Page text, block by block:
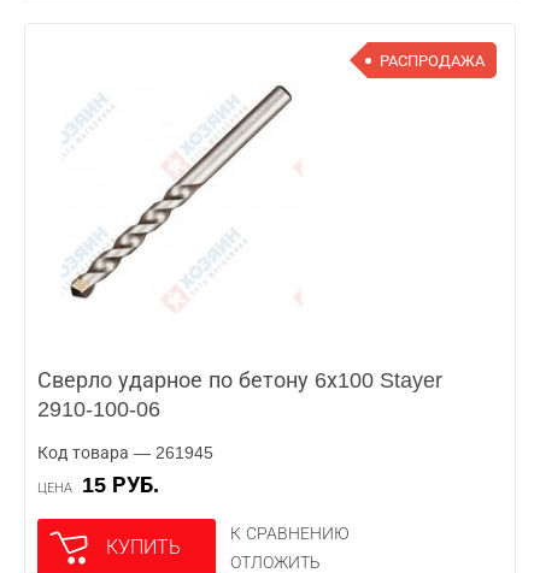
РАСПРОДАЖА
Сверло ударное по бетону 6х100 Stayer
2910-100-06
Код товара — 261945
ЦЕНА 15 РУБ.
КУПИТЬ
К СРАВНЕНИЮ
ОТЛОЖИТЬ